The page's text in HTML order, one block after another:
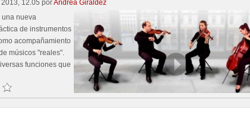
12.05 porAndrea Giráldez
una nueva
de instrumentos
acompañamiento
músicos "reales".
funciones que